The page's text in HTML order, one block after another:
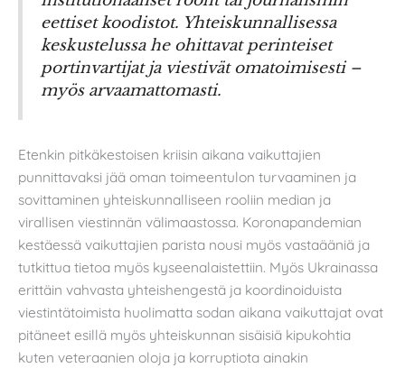
eettiset koodistot. Yhteiskunnallisessa
keskustelussa he ohittavat perinteiset
portinvartijat ja viestivät omatoimisesti –
myös arvaamattomasti.
Etenkin pitkäkestoisen kriisin aikana vaikuttajien
punnittavaksi jää oman toimeentulon turvaaminen ja
sovittaminen yhteiskunnalliseen rooliin median ja
virallisen viestinnän välimaastossa. Koronapandemian
kestäessä vaikuttajien parista nousi myös vastaääniä ja
tutkittua tietoa myös kyseenalaistettiin. Myös Ukrainassa
erittäin vahvasta yhteishengestä ja koordinoiduista
viestintätoimista huolimatta sodan aikana vaikuttajat ovat
pitäneet esillä myös yhteiskunnan sisäisiä kipukohtia
kuten veteraanien oloja ja korruptiota ainakin